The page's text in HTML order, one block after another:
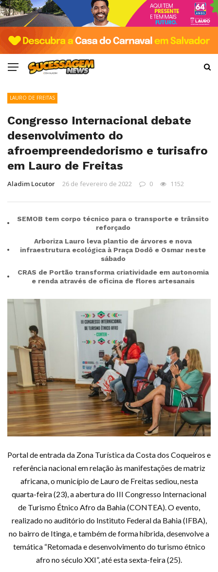
LAURO DE FREITAS
Congresso Internacional debate
desenvolvimento do
afroempreendedorismo e turisafro
em Lauro de Freitas
Aladim Locutor 26 de fevereiro de 2022 0 1152
SEMOB tem corpo técnico para o transporte e trânsito
reforçado
Arboriza Lauro leva plantio de árvores e nova
infraestrutura ecológica à Praça Dodô e Osmar neste
sábado
CRAS de Portão transforma criatividade em autonomia
e renda através de oficina de flores artesanais
Portal de entrada da Zona Turística da Costa dos Coqueiros e
referência nacional em relação às manifestações de matriz
africana, o município de Lauro de Freitas sediou, nesta
quarta-feira (23), a abertura do III Congresso Internacional
de Turismo Étnico Afro da Bahia (CONTEA). O evento,
realizado no auditório do Instituto Federal da Bahia (IFBA),
no bairro de Itinga, e também de forma híbrida, desenvolve a
temática “Retomada e desenvolvimento do turismo étnico
afro no século XXI”, até esta sexta-feira (25).